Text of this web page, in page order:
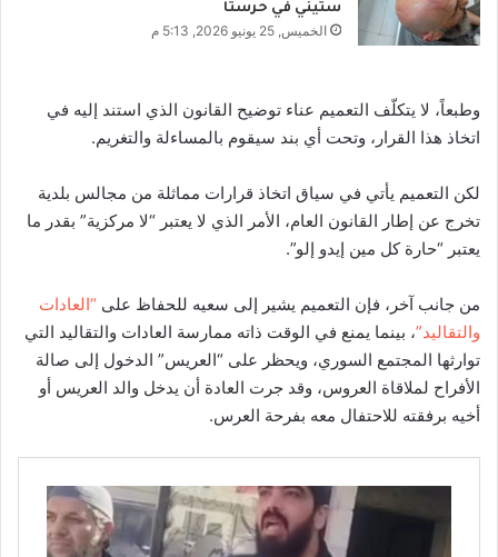
ستيني في حرستا
الخميس, 25 يونيو 2026, 5:13 م
وطبعاً، لا يتكلّف التعميم عناء توضيح القانون الذي استند إليه في
اتخاذ هذا القرار، وتحت أي بند سيقوم بالمساءلة والتغريم.
لكن التعميم يأتي في سياق اتخاذ قرارات مماثلة من مجالس بلدية
تخرج عن إطار القانون العام، الأمر الذي لا يعتبر “لا مركزية” بقدر ما
يعتبر “حارة كل مين إيدو إلو”.
من جانب آخر، فإن التعميم يشير إلى سعيه للحفاظ على “العادات
والتقاليد”، بينما يمنع في الوقت ذاته ممارسة العادات والتقاليد التي
توارثها المجتمع السوري، ويحظر على “العريس” الدخول إلى صالة
الأفراح لملاقاة العروس، وقد جرت العادة أن يدخل والد العريس أو
أخيه برفقته للاحتفال معه بفرحة العرس.